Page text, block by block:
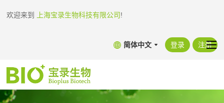
欢迎来到 上海宝录生物科技有限公司!
简体中文 登录 注册